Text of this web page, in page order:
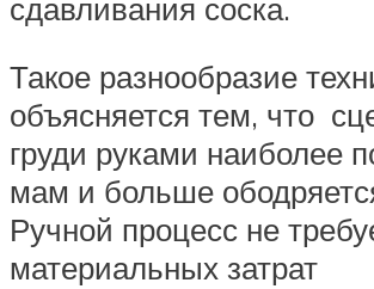
сдавливания соска.
Такое разнообразие
объясняется тем, что
груди руками наиболее
мам и больше
Ручной процесс не
материальных затрат